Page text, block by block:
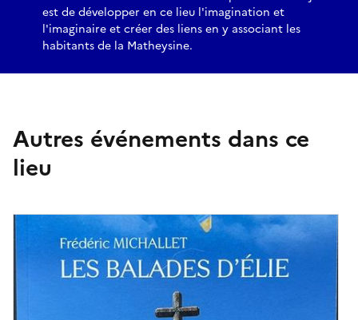
est de développer en ce lieu l'imagination et
l'imaginaire et créer des liens en y associant les
habitants de la Matheysine.
Autres événements dans ce
lieu